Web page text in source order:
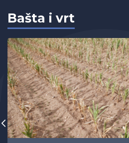
Bašta i vrt